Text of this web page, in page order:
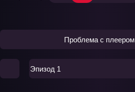
Проблема с плеером
Эпизод 1